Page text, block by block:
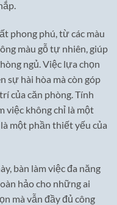
phong phú, từ các màu
màu gỗ tự nhiên, giúp
ngủ. Việc lựa chọn
sự hài hòa mà còn góp
của căn phòng. Tính
việc không chỉ là một
một phần thiết yếu của
bàn làm việc đa năng
hảo cho những ai
mà vẫn đầy đủ công